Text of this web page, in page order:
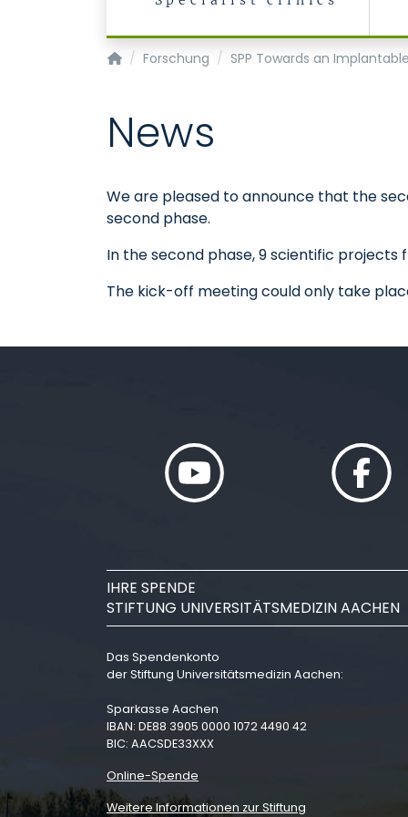
Klinik für Anästhesiologie
Forschung SPP Towards an
News
We are pleased to announce that the
second phase.
In the second phase, 9 scientific
The kick-off meeting could only take
IHRE SPENDE
STIFTUNG UNIVERSITÄTSMEDIZIN AACHEN
Das Spendenkonto
der Stiftung Universitätsmedizin Aachen:
Sparkasse Aachen
IBAN: DE88 3905 0000 1072 4490 42
BIC: AACSDE33XXX
Online-Spende
Weitere Informationen zur Stiftung